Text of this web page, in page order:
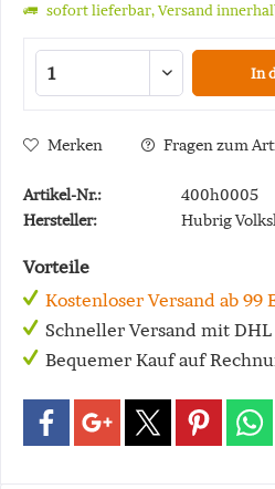
sofort lieferbar, Versand
In
Merken Fragen zum
Artikel-Nr.:
400h0005
Hersteller:
Hubrig
Vorteile
Kostenloser Versand ab 99
Schneller Versand mit DHL
Bequemer Kauf auf